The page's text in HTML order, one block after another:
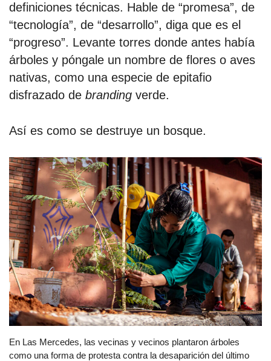
blog
contacto
definiciones técnicas. Hable de “promesa”, de
“tecnología”, de “desarrollo”, diga que es el
“progreso”. Levante torres donde antes había
árboles y póngale un nombre de flores o aves
nativas, como una especie de epitafio
disfrazado de branding verde.
Así es como se destruye un bosque.
En Las Mercedes, las vecinas y vecinos plantaron árboles
como una forma de protesta contra la desaparición del último